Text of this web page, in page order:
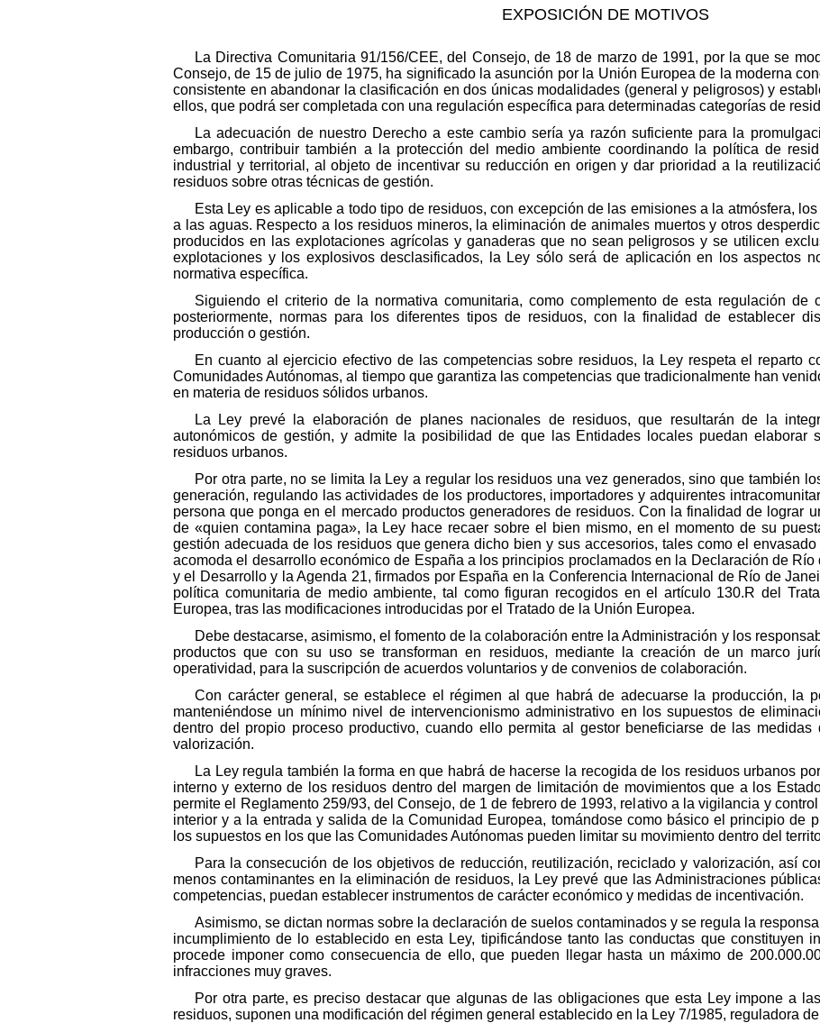
EXPOSICIÓN DE MOTIVOS
La Directiva Comunitaria 91/156/CEE, del Consejo, de 18 de marzo de 1991, por la que se
Consejo, de 15 de julio de 1975, ha significado la asunción por la Unión Europea de la moderna
consistente en abandonar la clasificación en dos únicas modalidades (general y peligrosos) y
ellos, que podrá ser completada con una regulación específica para determinadas categorías de
La adecuación de nuestro Derecho a este cambio sería ya razón suficiente para la
embargo, contribuir también a la protección del medio ambiente coordinando la política de
industrial y territorial, al objeto de incentivar su reducción en origen y dar prioridad a la
residuos sobre otras técnicas de gestión.
Esta Ley es aplicable a todo tipo de residuos, con excepción de las emisiones a la atmósfera,
a las aguas. Respecto a los residuos mineros, la eliminación de animales muertos y otros
producidos en las explotaciones agrícolas y ganaderas que no sean peligrosos y se utilicen
explotaciones y los explosivos desclasificados, la Ley sólo será de aplicación en los aspectos
normativa específica.
Siguiendo el criterio de la normativa comunitaria, como complemento de esta regulación de
posteriormente, normas para los diferentes tipos de residuos, con la finalidad de establecer
producción o gestión.
En cuanto al ejercicio efectivo de las competencias sobre residuos, la Ley respeta el reparto
Comunidades Autónomas, al tiempo que garantiza las competencias que tradicionalmente han
en materia de residuos sólidos urbanos.
La Ley prevé la elaboración de planes nacionales de residuos, que resultarán de la
autonómicos de gestión, y admite la posibilidad de que las Entidades locales puedan elaborar
residuos urbanos.
Por otra parte, no se limita la Ley a regular los residuos una vez generados, sino que también
generación, regulando las actividades de los productores, importadores y adquirentes
persona que ponga en el mercado productos generadores de residuos. Con la finalidad de lograr
de «quien contamina paga», la Ley hace recaer sobre el bien mismo, en el momento de su
gestión adecuada de los residuos que genera dicho bien y sus accesorios, tales como el
acomoda el desarrollo económico de España a los principios proclamados en la Declaración de
y el Desarrollo y la Agenda 21, firmados por España en la Conferencia Internacional de Río de
política comunitaria de medio ambiente, tal como figuran recogidos en el artículo 130.R del
Europea, tras las modificaciones introducidas por el Tratado de la Unión Europea.
Debe destacarse, asimismo, el fomento de la colaboración entre la Administración y los
productos que con su uso se transforman en residuos, mediante la creación de un marco
operatividad, para la suscripción de acuerdos voluntarios y de convenios de colaboración.
Con carácter general, se establece el régimen al que habrá de adecuarse la producción, la
manteniéndose un mínimo nivel de intervencionismo administrativo en los supuestos de
dentro del propio proceso productivo, cuando ello permita al gestor beneficiarse de las
valorización.
La Ley regula también la forma en que habrá de hacerse la recogida de los residuos urbanos
interno y externo de los residuos dentro del margen de limitación de movimientos que a los
permite el Reglamento 259/93, del Consejo, de 1 de febrero de 1993, relativo a la vigilancia y
interior y a la entrada y salida de la Comunidad Europea, tomándose como básico el principio de
los supuestos en los que las Comunidades Autónomas pueden limitar su movimiento dentro del
Para la consecución de los objetivos de reducción, reutilización, reciclado y valorización, así
menos contaminantes en la eliminación de residuos, la Ley prevé que las Administraciones
competencias, puedan establecer instrumentos de carácter económico y medidas de incentivación.
Asimismo, se dictan normas sobre la declaración de suelos contaminados y se regula la
incumplimiento de lo establecido en esta Ley, tipificándose tanto las conductas que constituyen
procede imponer como consecuencia de ello, que pueden llegar hasta un máximo de
infracciones muy graves.
Por otra parte, es preciso destacar que algunas de las obligaciones que esta Ley impone a
residuos, suponen una modificación del régimen general establecido en la Ley 7/1985, reguladora